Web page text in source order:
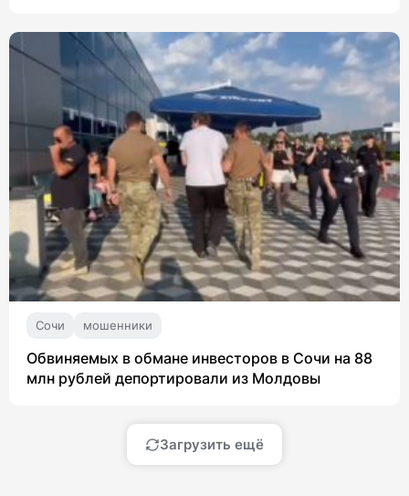
Сочи мошенники
Обвиняемых в обмане инвесторов в Сочи на 88
млн рублей депортировали из Молдовы
Загрузить ещё